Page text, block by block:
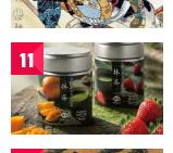
11